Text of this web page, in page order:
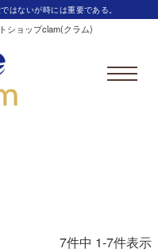
はないが時には重要である。
ショップclam(クラム)
7件中 1-7件表示